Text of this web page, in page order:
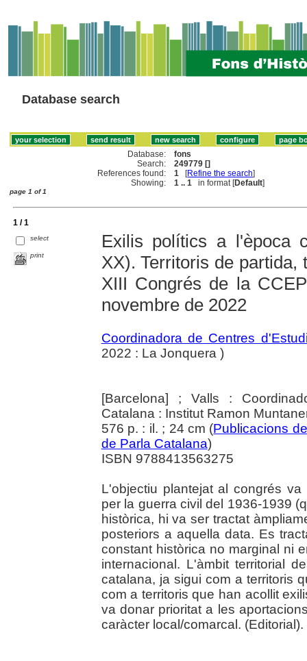
Database search
Database:
fons
Search:
249779 []
References found:
1 [Refine the search]
Showing:
1 .. 1 in format [Default]
page 1 of 1
1 / 1
select
print
Exilis polítics a l'època
XX). Territoris de
XIII Congrés de la
novembre de 2022
Coordinadora de Centres
2022 : La Jonquera )
[Barcelona] ; Valls :
Catalana : Institut Ramon
576 p. : il. ; 24 cm (Publicacions
de Parla Catalana)
ISBN 9788413563275
L'objectiu plantejat al congrés
per la guerra civil del 1936-1939
històrica, hi va ser tractat
posteriors a aquella data. Es
constant històrica no marginal ni
internacional. L'àmbit territorial
catalana, ja sigui com a territoris
com a territoris que han acollit
va donar prioritat a les
caràcter local/comarcal. (Editorial).